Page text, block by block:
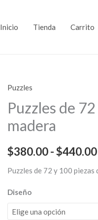
Inicio Tienda Carrito
Puzzles
Puzzles de
madera
$380.00-$440.00
Puzzles de 72 y 100 piezas
Diseño
Puzzles
de
72
y
piezas
de
cantidad